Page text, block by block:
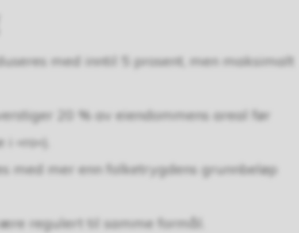
med inntil 5 prosent, men maksimalt
20 % av eiendommens areal før
«ro»).
med mer enn folketrygdens grunnbeløp
regulert til samme formål.